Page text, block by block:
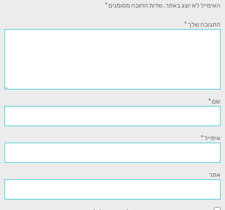
האימייל לא יוצג באתר.שדות החובה מסומנים*
התגובה שלך*
שם*
אימייל*
אתר